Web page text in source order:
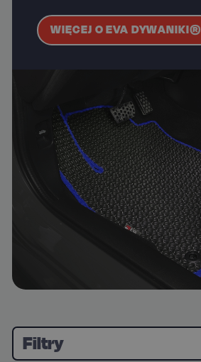
WIĘCEJ O EVA DYWANIKI®
Filtry